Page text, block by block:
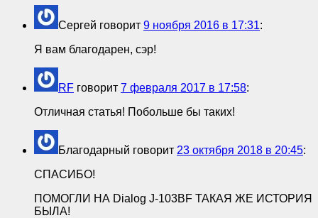
Сергей говорит 9 ноября 2016 в 17:31:
Я вам благодарен, сэр!
RF говорит 7 февраля 2017 в 17:58:
Отличная статья! Побольше бы таких!
Благодарный говорит 23 октября 2018 в 20:45:
СПАСИБО!
ПОМОГЛИ НА Dialog J-103BF ТАКАЯ ЖЕ ИСТОРИЯ
БЫЛА!